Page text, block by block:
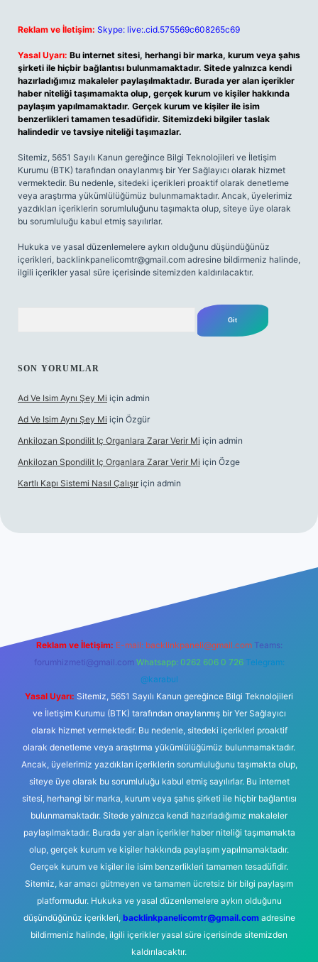
Reklam ve İletişim: Skype: live:.cid.575569c608265c69
Yasal Uyarı: Bu internet sitesi, herhangi bir marka, kurum veya şahıs
şirketi ile hiçbir bağlantısı bulunmamaktadır. Sitede yalnızca kendi
hazırladığımız makaleler paylaşılmaktadır. Burada yer alan içerikler
haber niteliği taşımamakta olup, gerçek kurum ve kişiler hakkında
paylaşım yapılmamaktadır. Gerçek kurum ve kişiler ile isim
benzerlikleri tamamen tesadüfidir. Sitemizdeki bilgiler taslak
halindedir ve tavsiye niteliği taşımazlar.
Sitemiz, 5651 Sayılı Kanun gereğince Bilgi Teknolojileri ve İletişim
Kurumu (BTK) tarafından onaylanmış bir Yer Sağlayıcı olarak hizmet
vermektedir. Bu nedenle, sitedeki içerikleri proaktif olarak denetleme
veya araştırma yükümlülüğümüz bulunmamaktadır. Ancak, üyelerimiz
yazdıkları içeriklerin sorumluluğunu taşımakta olup, siteye üye olarak
bu sorumluluğu kabul etmiş sayılırlar.
Hukuka ve yasal düzenlemelere aykırı olduğunu düşündüğünüz
içerikleri, backlinkpanelicomtr@gmail.com adresine bildirmeniz halinde,
ilgili içerikler yasal süre içerisinde sitemizden kaldırılacaktır.
SON YORUMLAR
Ad Ve Isim Aynı Şey Mi için admin
Ad Ve Isim Aynı Şey Mi için Özgür
Ankilozan Spondilit Iç Organlara Zarar Verir Mi için admin
Ankilozan Spondilit Iç Organlara Zarar Verir Mi için Özge
Kartlı Kapı Sistemi Nasıl Çalışır için admin
Reklam ve İletişim: E-mail: backlinkpaneli@gmail.com Teams:
forumhizmeti@gmail.com Whatsapp: 0262 606 0 726 Telegram:
@karabul
Yasal Uyarı: Sitemiz, 5651 Sayılı Kanun gereğince Bilgi Teknolojileri
ve İletişim Kurumu (BTK) tarafından onaylanmış bir Yer Sağlayıcı
olarak hizmet vermektedir. Bu nedenle, sitedeki içerikleri proaktif
olarak denetleme veya araştırma yükümlülüğümüz bulunmamaktadır.
Ancak, üyelerimiz yazdıkları içeriklerin sorumluluğunu taşımakta olup,
siteye üye olarak bu sorumluluğu kabul etmiş sayılırlar. Bu internet
sitesi, herhangi bir marka, kurum veya şahıs şirketi ile hiçbir bağlantısı
bulunmamaktadır. Sitede yalnızca kendi hazırladığımız makaleler
paylaşılmaktadır. Burada yer alan içerikler haber niteliği taşımamakta
olup, gerçek kurum ve kişiler hakkında paylaşım yapılmamaktadır.
Gerçek kurum ve kişiler ile isim benzerlikleri tamamen tesadüfidir.
Sitemiz, kar amacı gütmeyen ve tamamen ücretsiz bir bilgi paylaşım
platformudur. Hukuka ve yasal düzenlemelere aykırı olduğunu
düşündüğünüz içerikleri, backlinkpanelicomtr@gmail.comadresine
bildirmeniz halinde, ilgili içerikler yasal süre içerisinde sitemizden
kaldırılacaktır.